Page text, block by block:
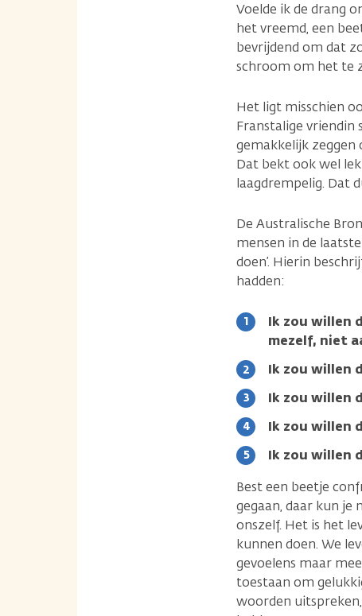
Voelde ik de drang
het vreemd, een
bevrijdend om dat
schroom om het te
Het ligt misschien
Franstalige vriendin
gemakkelijk zeggen
Dat bekt ook wel
laagdrempelig. Dat
De Australische
mensen in de
doen’. Hierin
hadden:
Ik zou willen
mezelf, niet
Ik zou willen
Ik zou willen
Ik zou willen
Ik zou willen
Best een beetje
gegaan, daar kun je
onszelf. Het is het
kunnen doen. We
gevoelens maar
toestaan om
woorden